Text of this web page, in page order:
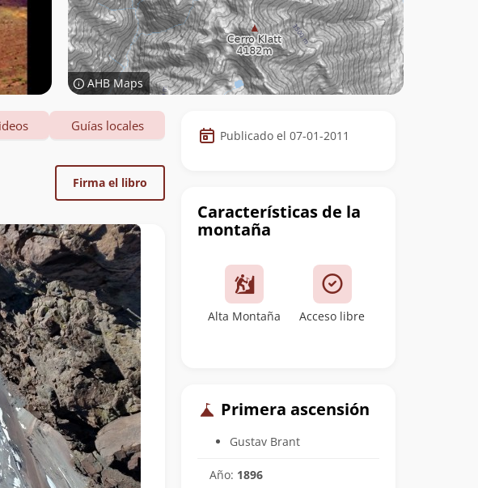
AHB Maps
Datos
de
cumbre
Publicado el 07-01-2011
Características de la
montaña
Alta Montaña Acceso libre
Primera ascensión
Gustav Brant
Año: 1896
Guías locales
Firma el libro